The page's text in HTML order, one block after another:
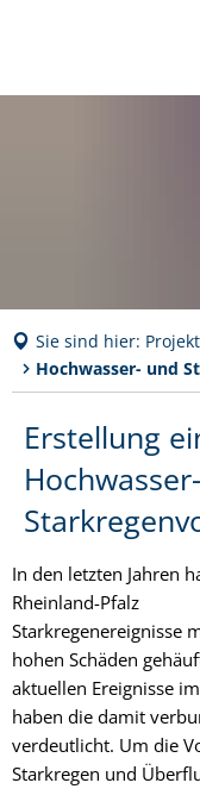
Sie sind hier:
Hochwasser- und
Hochwasser-
und
Erstellung
In den letzten Jahren
Rheinland-Pfalz
Starkregenereignisse
hohen Schäden
aktuellen Ereignisse
haben die damit
verdeutlicht. Um die
Starkregen und